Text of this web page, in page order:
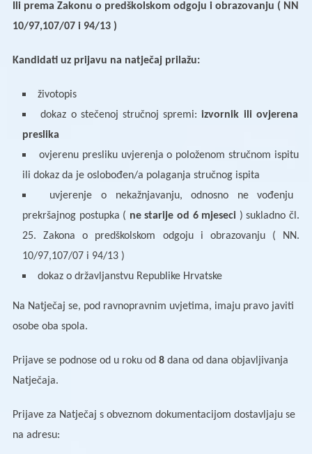
Ili prema Zakonu o predškolskom odgoju i obrazovanju ( NN
10/97,107/07 i 94/13 )
Kandidati uz prijavu na natječaj prilažu:
životopis
dokaz o stečenoj stručnoj spremi:izvornik ili ovjerena
preslika
ovjerenu presliku uvjerenja o položenom stručnom ispitu
ili dokaz da je oslobođen/a polaganja stručnog ispita
uvjerenje o nekažnjavanju, odnosno ne vođenju
prekršajnog postupka ( ne starije od 6 mjeseci ) sukladno čl.
25. Zakona o predškolskom odgoju i obrazovanju ( NN.
10/97,107/07 i 94/13 )
dokaz o državljanstvu Republike Hrvatske
Na Natječaj se, pod ravnopravnim uvjetima, imaju pravo javiti
osobe oba spola.
Prijave se podnose od u roku od 8dana od dana objavljivanja
Natječaja.
Prijave za Natječaj s obveznom dokumentacijom dostavljaju se
na adresu: